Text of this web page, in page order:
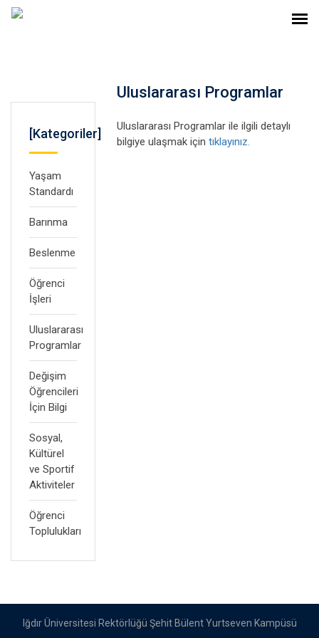
[Kategoriler]
Yaşam
Standardı
Barınma
Beslenme
Öğrenci
İşleri
Uluslararası
Programlar
Değişim
Öğrencileri
İçin Bilgi
Sosyal,
Kültürel
ve Sportif
Aktiviteler
Öğrenci
Toplulukları
Uluslararası Programlar
Uluslararası Programlar ile ilgili detaylı
bilgiye ulaşmak içintıklayınız.
Iğdır Üniversitesi Rektörlüğü Şehit Bülent Yurtseven Kampüsü